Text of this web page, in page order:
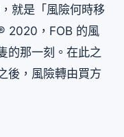
就是「風險何時移
2020，FOB 的風
的那一刻。在此之
後，風險轉由買方